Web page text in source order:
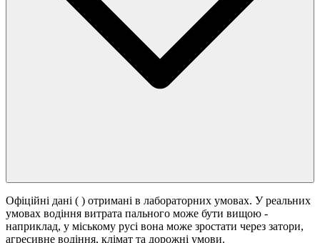
Офіційні дані ( ) отримані в лабораторних умовах. У реальних
умовах водіння витрата пального може бути вищою -
наприклад, у міському русі вона може зростати через затори,
агресивне водіння, клімат та дорожні умови.